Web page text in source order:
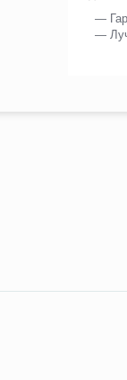
—
—